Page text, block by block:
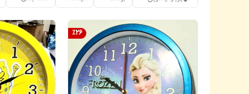
%26